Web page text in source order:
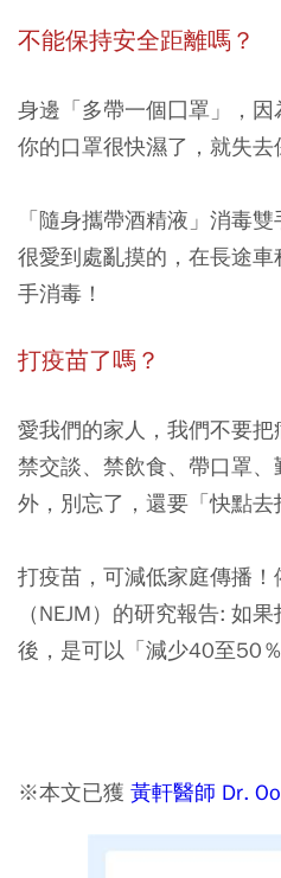
不能保持安全距離嗎？
身邊「多帶一個囗罩」，因
你的口罩很快濕了，就失去
「隨身攜帶酒精液」消毒
很愛到處亂摸的，在長途
手消毒！
打疫苗了嗎？
愛我們的家人，我們不要
禁交談、禁飲食、帶口罩
外，別忘了，還要「快點去
打疫苗，可減低家庭傳播
（NEJM）的研究報告: 如
後，是可以「減少40至50
※本文已獲 黃軒醫師 Dr.